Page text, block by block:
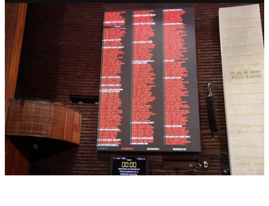
RECIENTE
Diputados votan por fortalecer
soberanía nacional